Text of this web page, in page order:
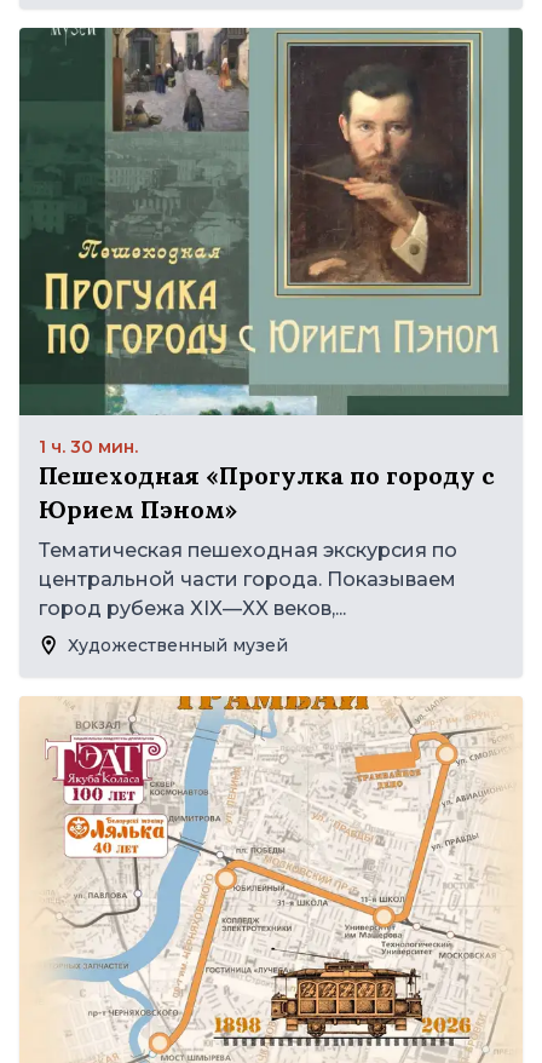
1 ч. 30 мин.
Пешеходная «Прогулка по городу с
Юрием Пэном»
Тематическая пешеходная экскурсия по
центральной части города. Показываем
город рубежа XIX—XX веков,...
Художественный музей